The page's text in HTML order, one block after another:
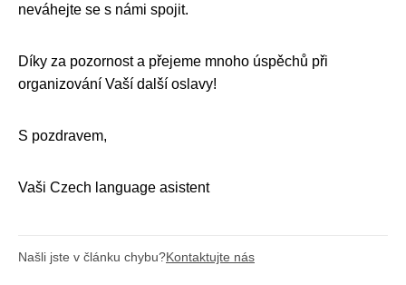
neváhejte se s námi spojit.
Díky za pozornost a přejeme mnoho úspěchů při
organizování Vaší další oslavy!
S pozdravem,
Vaši Czech language asistent
Našli jste v článku chybu?Kontaktujte nás